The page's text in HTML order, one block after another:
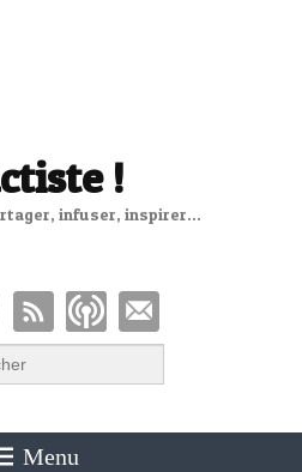
!
infuser, inspirer…
Menu